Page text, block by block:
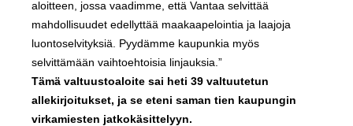
aloitteen, jossa vaadimme, että Vantaa selvittää
mahdollisuudet edellyttää maakaapelointia ja laajoja
luontoselvityksiä. Pyydämme kaupunkia myös
selvittämään vaihtoehtoisia linjauksia.”
Tämä valtuustoaloite sai heti 39 valtuutetun
allekirjoitukset, ja se eteni saman tien kaupungin
virkamiesten jatkokäsittelyyn.